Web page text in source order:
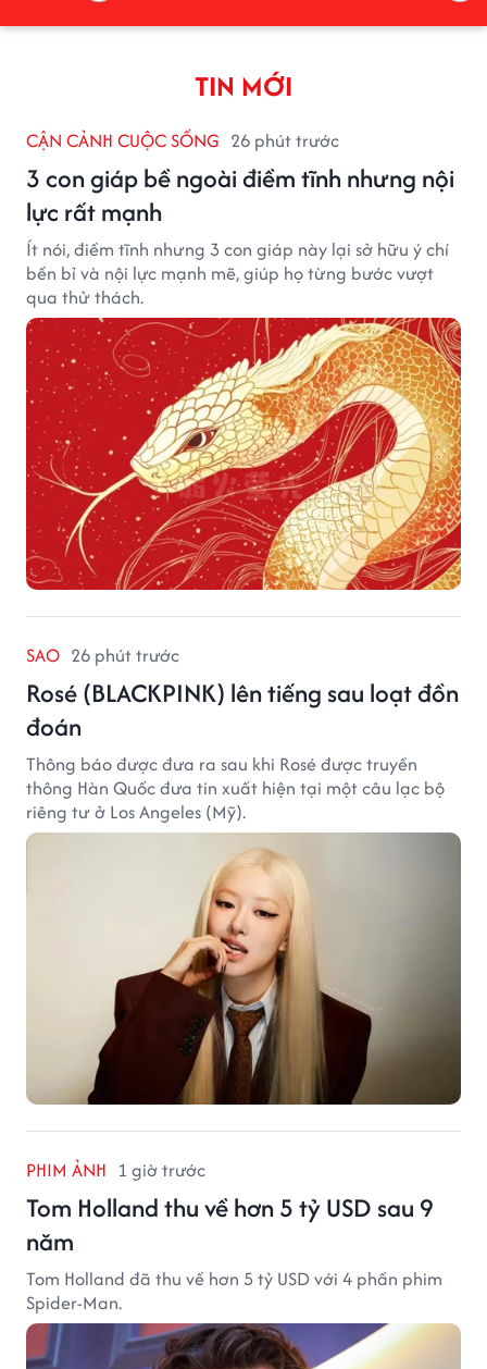
TIN MỚI
CẬN CẢNH CUỘC SỐNG 26 phút trước
3 con giáp bề ngoài điềm tĩnh nhưng nội
lực rất mạnh
Ít nói, điềm tĩnh nhưng 3 con giáp này lại sở hữu ý chí
bền bỉ và nội lực mạnh mẽ, giúp họ từng bước vượt
qua thử thách.
SAO 26 phút trước
Rosé (BLACKPINK) lên tiếng sau loạt đồn
đoán
Thông báo được đưa ra sau khi Rosé được truyền
thông Hàn Quốc đưa tin xuất hiện tại một câu lạc bộ
riêng tư ở Los Angeles (Mỹ).
PHIM ẢNH 1 giờ trước
Tom Holland thu về hơn 5 tỷ USD sau 9
năm
Tom Holland đã thu về hơn 5 tỷ USD với 4 phần phim
Spider-Man.